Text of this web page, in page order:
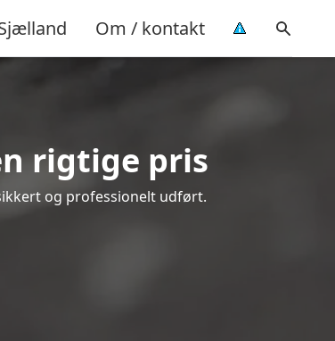
Om / kontakt
rigtige pris
og professionelt udført.